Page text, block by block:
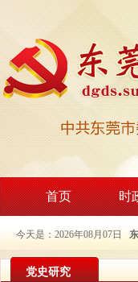
首页 时
今天是：2026年08月07日
党史研究